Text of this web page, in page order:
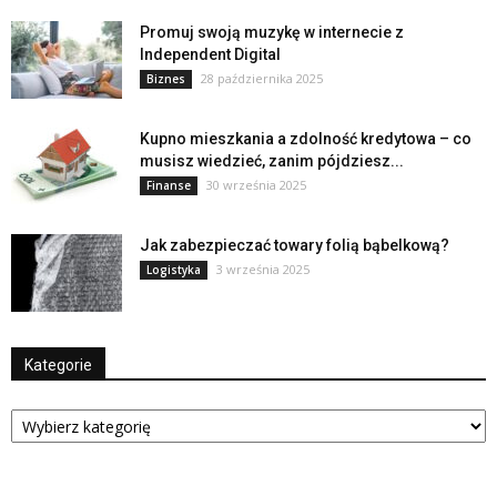
Promuj swoją muzykę w internecie z
Independent Digital
Biznes 28 października 2025
Kupno mieszkania a zdolność kredytowa – co
musisz wiedzieć, zanim pójdziesz...
Finanse 30 września 2025
Jak zabezpieczać towary folią bąbelkową?
Logistyka 3 września 2025
Kategorie
Kategorie